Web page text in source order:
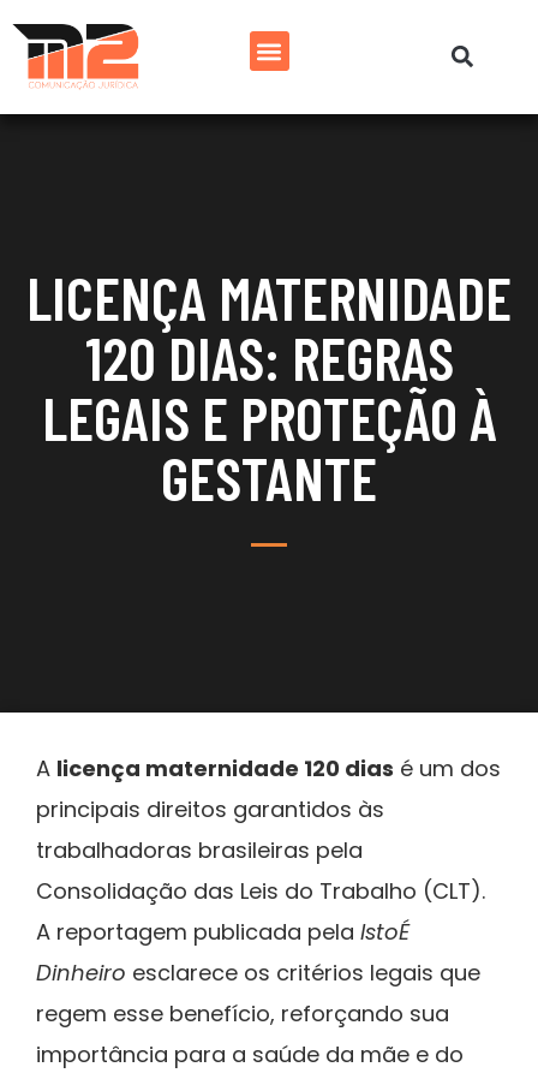
LICENÇA MATERNIDADE
120 DIAS: REGRAS
LEGAIS E PROTEÇÃO À
GESTANTE
A licença maternidade 120 dias é um dos
principais direitos garantidos às
trabalhadoras brasileiras pela
Consolidação das Leis do Trabalho (CLT).
A reportagem publicada pela IstoÉ
Dinheiro esclarece os critérios legais que
regem esse benefício, reforçando sua
importância para a saúde da mãe e do